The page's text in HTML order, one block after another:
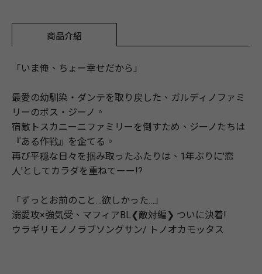
商品介紹
「いま俺、ちょー幸せだから」
最愛の幼馴染・ダンテを取り戻した、ガルディノファミ
リーのボス・ジーノ。
宿敵トスカニーニファミリーを倒すため、ジーノたちは
『ある作戦』を企てる。
再び平穏な日々を掴み取ったふたりは、1年ぶりに'恋
人'としてカラダを重ねてーー!?
「ずっとお前のこと…欲しかった…」
溺愛攻×強気受、マフィアBL❮敵対編❯ ついに決着!
ウラギリモノノラブソングサン/ トノオカモッタス